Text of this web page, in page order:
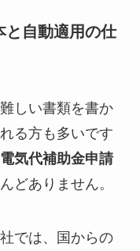
と自動適用の仕
しい書類を書か
る方も多いです
電気代補助金申請
どありません。
では、国からの